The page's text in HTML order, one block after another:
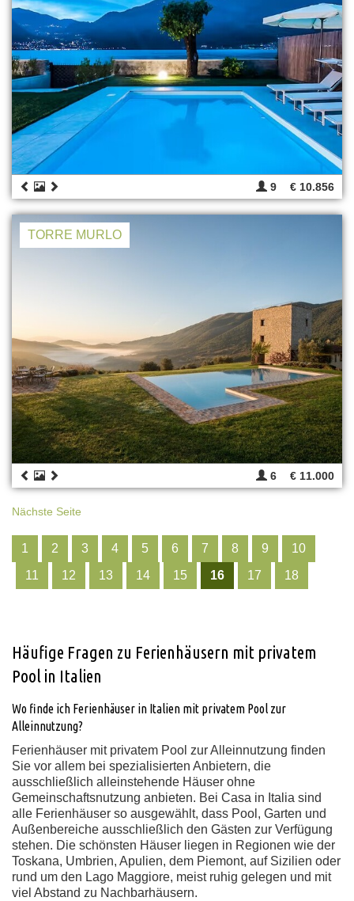
9 € 10.856
TORRE MURLO
6 € 11.000
Nächste Seite
1 2 3 4 5 6 7 8 9
10
11
12 13 14 15 16 17 18
Häufige Fragen zu Ferienhäusern mit privatem
Pool in Italien
Wo finde ich Ferienhäuser in Italien mit privatem Pool zur
Alleinnutzung?
Ferienhäuser mit privatem Pool zur Alleinnutzung finden
Sie vor allem bei spezialisierten Anbietern, die
ausschließlich alleinstehende Häuser ohne
Gemeinschaftsnutzung anbieten. Bei Casa in Italia sind
alle Ferienhäuser so ausgewählt, dass Pool, Garten und
Außenbereiche ausschließlich den Gästen zur Verfügung
stehen. Die schönsten Häuser liegen in Regionen wie der
Toskana, Umbrien, Apulien, dem Piemont, auf Sizilien oder
rund um den Lago Maggiore, meist ruhig gelegen und mit
viel Abstand zu Nachbarhäusern.